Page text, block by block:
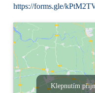
https://forms.gle/
Klepnutím